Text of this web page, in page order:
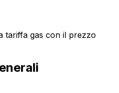
tariffa gas con il prezzo